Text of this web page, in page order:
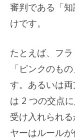
審判である「
けです。
たとえば、フ
「ピンクのも
す。あるいは
は 2 つの交点
受け入れられ
ヤーはルール